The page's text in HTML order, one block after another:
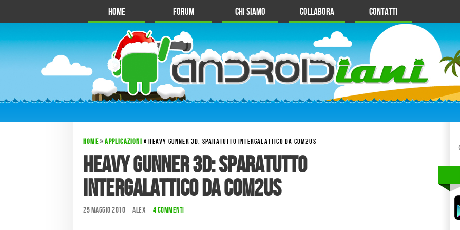
Home Forum Chi Siamo Collabora Contatti
HOME»APPLICAZIONI » HEAVY GUNNER 3D: SPARATUTTO INTERGALATTICO DA COM2US
Heavy Gunner 3D: sparatutto
intergalattico da Com2Us
25 Maggio 2010 Alex 4 commenti